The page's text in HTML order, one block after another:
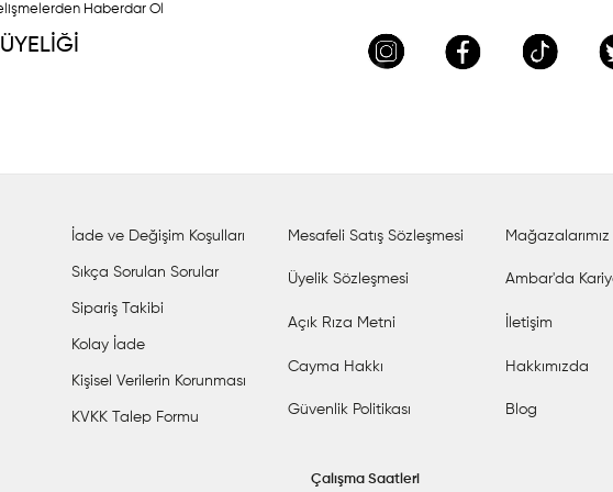
Haberdar Ol
İade ve Değişim Koşulları
Sıkça Sorulan Sorular
Sipariş Takibi
Kolay İade
Kişisel Verilerin Korunması
KVKK Talep Formu
Mesafeli Satış Sözleşmesi
Üyelik Sözleşmesi
Açık Rıza Metni
Cayma Hakkı
Güvenlik Politikası
Mağazalarımız
Ambar'da
İletişim
Hakkımızda
Blog
Çalışma Saatleri